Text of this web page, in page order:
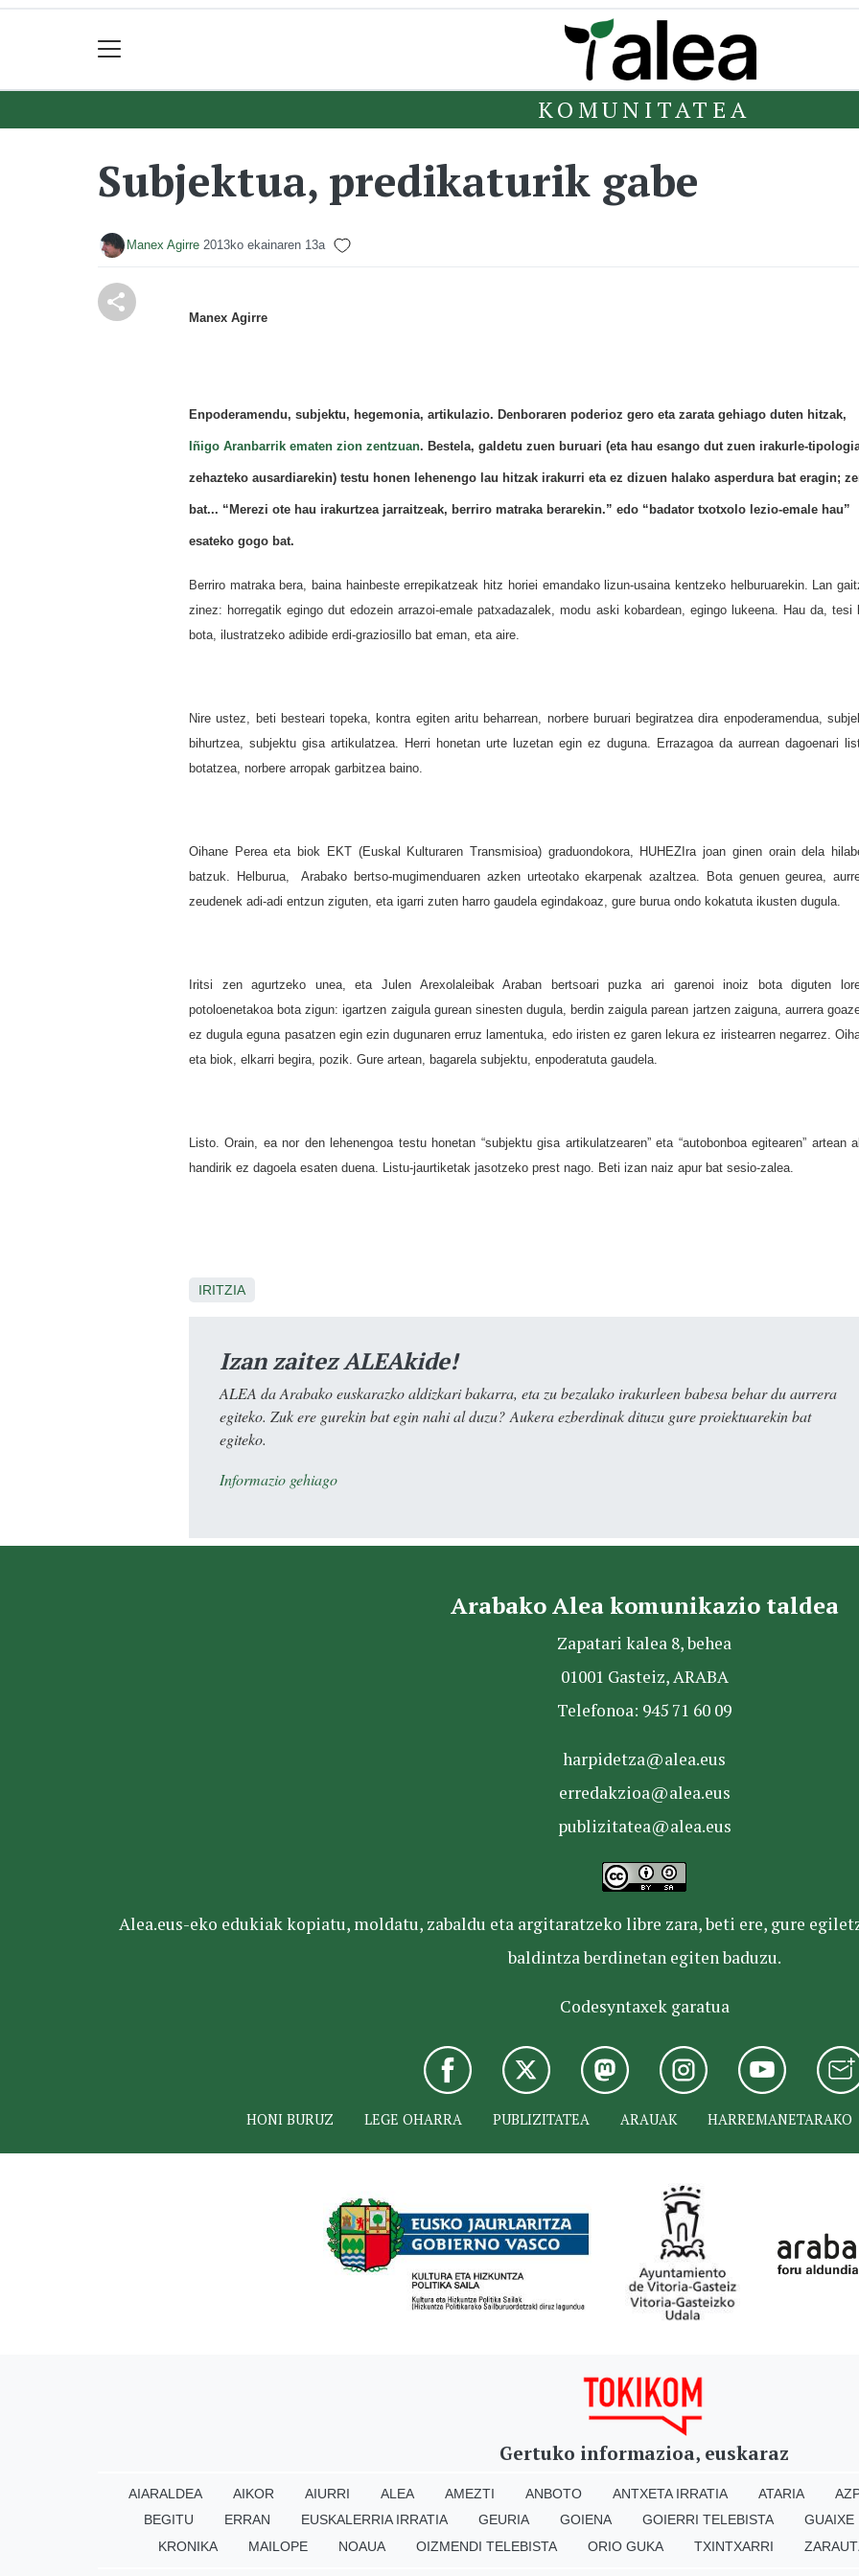
KOMUNITATEA
Subjektua, predikaturik gabe
Manex Agirre 2013ko ekainaren 13a
Manex Agirre
Enpoderamendu, subjektu, hegemonia, artikulazio. Denboraren poderioz gero eta zarata gehiago duten hitzak,
Iñigo Aranbarrik ematen zion zentzuan. Bestela, galdetu zuen buruari (eta hau esango dut zuen irakurle-
zehazteko ausardiarekin) testu honen lehenengo lau hitzak irakurri eta ez dizuen halako asperdura bat eragin;
bat... “Merezi ote hau irakurtzea jarraitzeak, berriro matraka berarekin.” edo “badator txotxolo lezio-emale hau”
esateko gogo bat.
Berriro matraka bera, baina hainbeste errepikatzeak hitz horiei emandako lizun-usaina kentzeko helburuarekin. Lan
zinez: horregatik egingo dut edozein arrazoi-emale patxadazalek, modu aski kobardean, egingo lukeena. Hau da, tesi
bota, ilustratzeko adibide erdi-graziosillo bat eman, eta aire.
Nire ustez, beti besteari topeka, kontra egiten aritu beharrean, norbere buruari begiratzea dira enpoderamendua,
bihurtzea, subjektu gisa artikulatzea. Herri honetan urte luzetan egin ez duguna. Errazagoa da aurrean dagoenari
botatzea, norbere arropak garbitzea baino.
Oihane Perea eta biok EKT (Euskal Kulturaren Transmisioa) graduondokora, HUHEZIra joan ginen orain dela
batzuk. Helburua, Arabako bertso-mugimenduaren azken urteotako ekarpenak azaltzea. Bota genuen geurea,
zeudenek adi-adi entzun ziguten, eta igarri zuten harro gaudela egindakoaz, gure burua ondo kokatuta ikusten dugula.
Iritsi zen agurtzeko unea, eta Julen Arexolaleibak Araban bertsoari puzka ari garenoi inoiz bota diguten
potoloenetakoa bota zigun: igartzen zaigula gurean sinesten dugula, berdin zaigula parean jartzen zaiguna, aurrera
ez dugula eguna pasatzen egin ezin dugunaren erruz lamentuka, edo iristen ez garen lekura ez iristearren negarrez.
eta biok, elkarri begira, pozik. Gure artean, bagarela subjektu, enpoderatuta gaudela.
Listo. Orain, ea nor den lehenengoa testu honetan “subjektu gisa artikulatzearen” eta “autobonboa egitearen” artean
handirik ez dagoela esaten duena. Listu-jaurtiketak jasotzeko prest nago. Beti izan naiz apur bat sesio-zalea.
IRITZIA
Izan zaitez ALEAkide!
ALEA da Arabako euskarazko aldizkari bakarra, eta zu bezalako irakurleen babesa behar du aurrera
egiteko. Zuk ere gurekin bat egin nahi al duzu? Aukera ezberdinak dituzu gure proiektuarekin bat
egiteko.
Informazio gehiago
Arabako Alea komunikazio taldea
Zapatari kalea 8, behea
01001 Gasteiz, ARABA
Telefonoa: 945 71 60 09
harpidetza@alea.eus
erredakzioa@alea.eus
publizitatea@alea.eus
Alea.eus-eko edukiak kopiatu, moldatu, zabaldu eta argitaratzeko libre zara, beti ere, gure
baldintza berdinetan egiten baduzu.
Codesyntaxek garatua
HONI BURUZ LEGE OHARRA PUBLIZITATEA ARAUAK HARREMANETARAKO
Gertuko informazioa, euskaraz
AIARALDEA AIKOR AIURRI ALEA AMEZTI ANBOTO ANTXETA IRRATIA ATARIA
BEGITU
ERRAN EUSKALERRIA IRRATIA GEURIA GOIENA GOIERRI TELEBISTA GUAIXE
KRONIKA
MAILOPE NOAUA OIZMENDI TELEBISTA ORIO GUKA TXINTXARRI